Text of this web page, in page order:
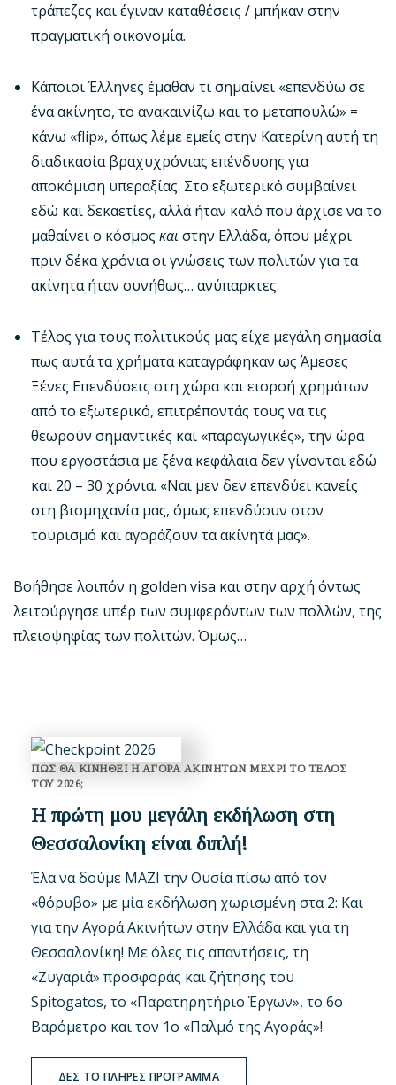
τράπεζες και έγιναν καταθέσεις / μπήκαν στην
πραγματική οικονομία.
Κάποιοι Έλληνες έμαθαν τι σημαίνει «επενδύω σε
ένα ακίνητο, το ανακαινίζω και το μεταπουλώ» =
κάνω «flip», όπως λέμε εμείς στην Κατερίνη αυτή τη
διαδικασία βραχυχρόνιας επένδυσης για
αποκόμιση υπεραξίας. Στο εξωτερικό συμβαίνει
εδώ και δεκαετίες, αλλά ήταν καλό που άρχισε να το
μαθαίνει ο κόσμος και στην Ελλάδα, όπου μέχρι
πριν δέκα χρόνια οι γνώσεις των πολιτών για τα
ακίνητα ήταν συνήθως… ανύπαρκτες.
Τέλος για τους πολιτικούς μας είχε μεγάλη σημασία
πως αυτά τα χρήματα καταγράφηκαν ως Άμεσες
Ξένες Επενδύσεις στη χώρα και εισροή χρημάτων
από το εξωτερικό, επιτρέποντάς τους να τις
θεωρούν σημαντικές και «παραγωγικές», την ώρα
που εργοστάσια με ξένα κεφάλαια δεν γίνονται εδώ
και 20 – 30 χρόνια. «Ναι μεν δεν επενδύει κανείς
στη βιομηχανία μας, όμως επενδύουν στον
τουρισμό και αγοράζουν τα ακίνητά μας».
Βοήθησε λοιπόν η golden visa και στην αρχή όντως
λειτούργησε υπέρ των συμφερόντων των πολλών, της
πλειοψηφίας των πολιτών. Όμως…
ΠΩΣ ΘΑ ΚΙΝΗΘΕΙ Η ΑΓΟΡΑ ΑΚΙΝΗΤΩΝ ΜΕΧΡΙ ΤΟ ΤΕΛΟΣ
ΤΟΥ 2026;
Η πρώτη μου μεγάλη εκδήλωση στη
Θεσσαλονίκη είναι διπλή!
Έλα να δούμε ΜΑΖΙ την Ουσία πίσω από τον
«θόρυβο» με μία εκδήλωση χωρισμένη στα 2: Και
για την Αγορά Ακινήτων στην Ελλάδα και για τη
Θεσσαλονίκη! Με όλες τις απαντήσεις, τη
«Ζυγαριά» προσφοράς και ζήτησης του
Spitogatos, το «Παρατηρητήριο Έργων», το 6ο
Βαρόμετρο και τον 1ο «Παλμό της Αγοράς»!
ΔΕΣ ΤΟ ΠΛΗΡΕΣ ΠΡΟΓΡΑΜΜΑ